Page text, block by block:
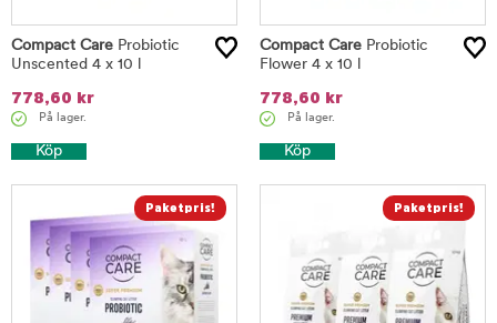
Compact Care Probiotic
Unscented 4 x 10 l
778,60 kr
På lager.
Köp
Compact Care Probiotic
Flower 4 x 10 l
778,60 kr
På lager.
Köp